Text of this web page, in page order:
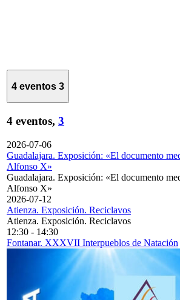
4 eventos 3
4 eventos, 3
2026-07-06
Guadalajara. Exposición: «El documento
Alfonso X»
Guadalajara. Exposición: «El documento
Alfonso X»
2026-07-12
Atienza. Exposición. Reciclavos
Atienza. Exposición. Reciclavos
12:30 - 14:30
Fontanar. XXXVII Interpueblos de Natación